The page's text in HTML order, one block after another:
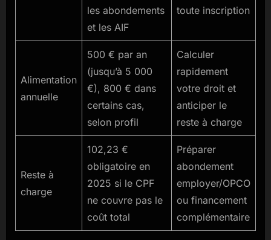
les abondements
et les AIF
toute inscription
Alimentation
annuelle
500 € par an
(jusqu’à 5 000
€), 800 € dans
certains cas,
selon profil
Calculer
rapidement
votre droit et
anticiper le
reste à charge
Reste à
charge
102,23 €
obligatoire en
2025 si le CPF
ne couvre pas le
coût total
Préparer
abondement
employer/OPCO
ou financement
complémentaire